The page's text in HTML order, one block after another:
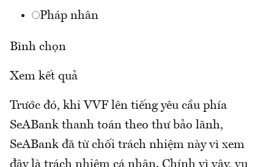
Pháp nhân
Bình chọn
Xem kết quả
Trước đó, khi VVF lên tiếng yêu cầu phía
SeABank thanh toán theo thư bảo lãnh,
SeABank đã từ chối trách nhiệm này vì xem
đây là trách nhiệm cá nhân. Chính vì vậy, vụ